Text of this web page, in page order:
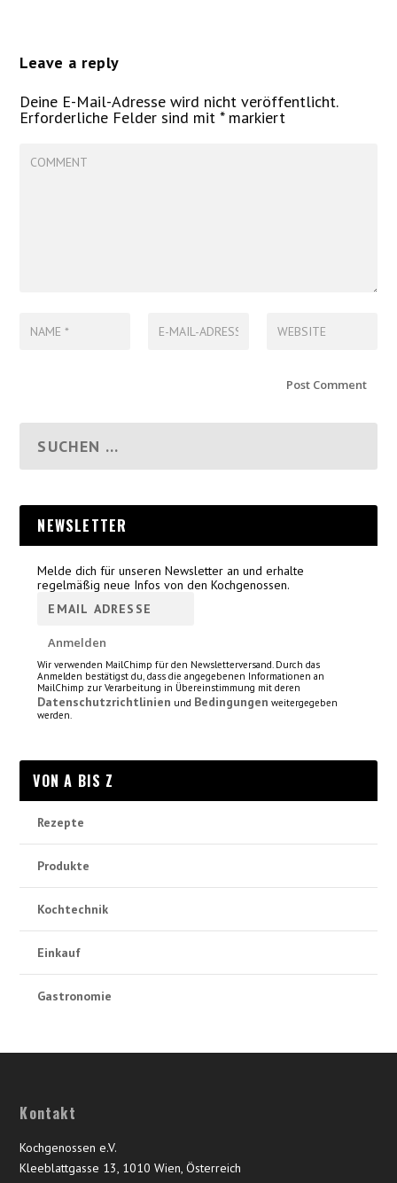
Leave a reply
Deine E-Mail-Adresse wird nicht veröffentlicht.
Erforderliche Felder sind mit*markiert
NEWSLETTER
Melde dich für unseren Newsletter an und erhalte
regelmäßig neue Infos von den Kochgenossen.
Wir verwenden MailChimp für den Newsletterversand. Durch das
Anmelden bestätigst du, dass die angegebenen Informationen an
MailChimp zur Verarbeitung in Übereinstimmung mit deren
Datenschutzrichtlinien und Bedingungen weitergegeben
werden.
VON A BIS Z
Rezepte
Produkte
Kochtechnik
Einkauf
Gastronomie
Kontakt
Kochgenossen e.V.
Kleeblattgasse 13, 1010 Wien, Österreich